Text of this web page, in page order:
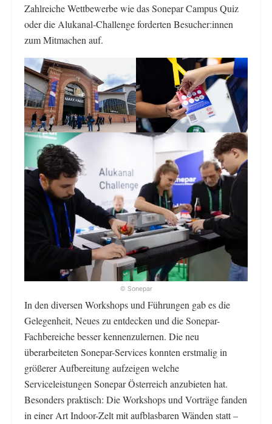
Zahlreiche Wettbewerbe wie das Sonepar Campus Quiz
oder die Alukanal-Challenge forderten Besucher:innen
zum Mitmachen auf.
© Sonepar
In den diversen Workshops und Führungen gab es die
Gelegenheit, Neues zu entdecken und die Sonepar-
Fachbereiche besser kennenzulernen. Die neu
überarbeiteten Sonepar-Services konnten erstmalig in
größerer Aufbereitung aufzeigen welche
Serviceleistungen Sonepar Österreich anzubieten hat.
Besonders praktisch: Die Workshops und Vorträge fanden
in einer Art Indoor-Zelt mit aufblasbaren Wänden statt –